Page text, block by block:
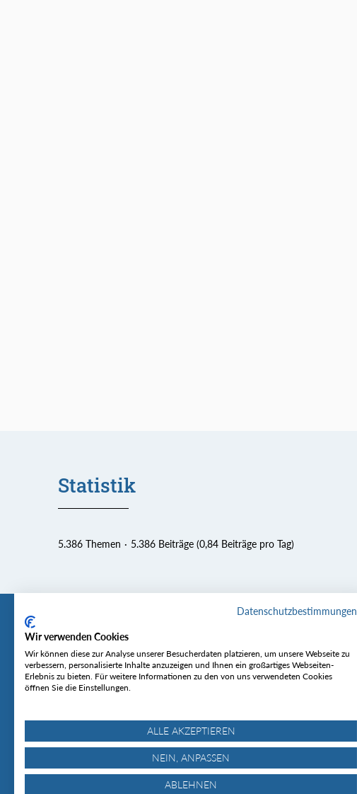
Statistik
5.386 Themen 5.386 Beiträge (0,84 Beiträge pro Tag)
Tourentipp
Über uns
Wetter & Lawinenlage
Datenschutzbestimmungen
Wir verwenden Cookies
Wir können diese zur Analyse unserer Besucherdaten platzieren, um unsere Webseite zu
verbessern, personalisierte Inhalte anzuzeigen und Ihnen ein großartiges Webseiten-
Erlebnis zu bieten. Für weitere Informationen zu den von uns verwendeten Cookies
öffnen Sie die Einstellungen.
ALLE AKZEPTIEREN
NEIN, ANPASSEN
ABLEHNEN